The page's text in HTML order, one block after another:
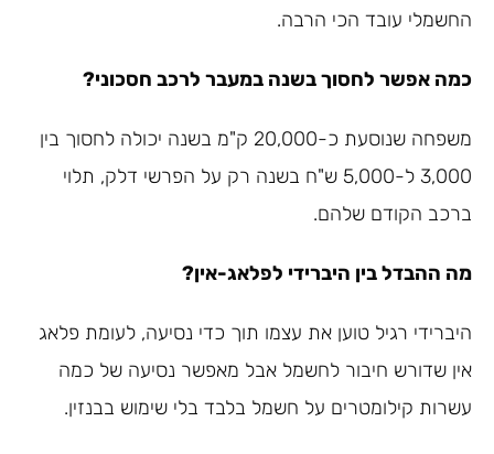
החשמלי עובד הכי הרבה.
כמה אפשר לחסוך בשנה במעבר לרכב חסכוני?
משפחה שנוסעת כ-20,000 ק"מ בשנה יכולה לחסוך בין
3,000 ל-5,000 ש"ח בשנה רק על הפרשי דלק, תלוי
ברכב הקודם שלהם.
מה ההבדל בין היברידי לפלאג-אין?
היברידי רגיל טוען את עצמו תוך כדי נסיעה, לעומת פלאג
אין שדורש חיבור לחשמל אבל מאפשר נסיעה של כמה
עשרות קילומטרים על חשמל בלבד בלי שימוש בבנזין.